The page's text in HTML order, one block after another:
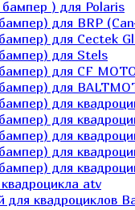
) для Polaris
для BRP
для Cectek
для Stels
для СF
для
для
для
для
для
для
atv
для квадроциклов